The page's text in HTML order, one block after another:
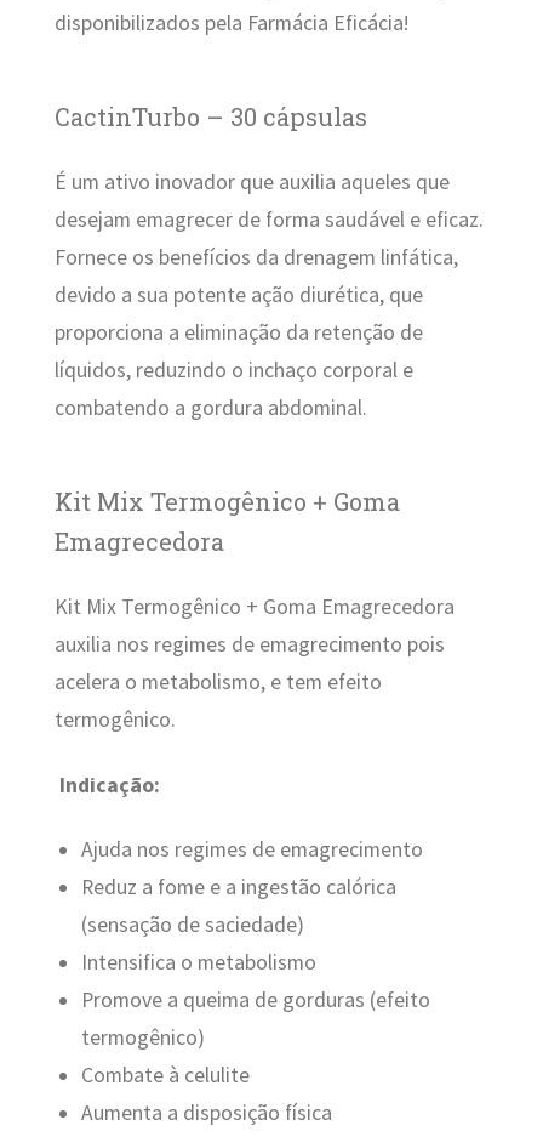
disponibilizados pela Farmácia Eficácia!
CactinTurbo – 30 cápsulas
É um ativo inovador que auxilia aqueles que
desejam emagrecer de forma saudável e eficaz.
Fornece os benefícios da drenagem linfática,
devido a sua potente ação diurética, que
proporciona a eliminação da retenção de
líquidos, reduzindo o inchaço corporal e
combatendo a gordura abdominal.
Kit Mix Termogênico + Goma
Emagrecedora
Kit Mix Termogênico + Goma Emagrecedora
auxilia nos regimes de emagrecimento pois
acelera o metabolismo, e tem efeito
termogênico.
Indicação:
Ajuda nos regimes de emagrecimento
Reduz a fome e a ingestão calórica
(sensação de saciedade)
Intensifica o metabolismo
Promove a queima de gorduras (efeito
termogênico)
Combate à celulite
Aumenta a disposição física